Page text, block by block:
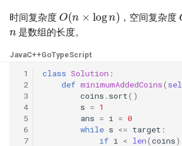
35. 复杂链表的复制
36. 二叉搜索树与双向链表
37. 序列化二叉树
38. 字符串的排列
32. 有效的变位词
33. 变位词组
34. 外星语言是否排序
35. 最小时间差
36. 后缀表达式
5.3. 翻转数位
5.4. 下一个数
5.6. 整数转换
5.7. 配对交换
5.8. 绘制直线
时间复杂度
O ( log )
，空间复杂度
n
是数组的长度。
JavaC++GoTypeScript
1
2
3
4
5
6
7
class Solution :
def minimumAddedCoins(
coins . sort()
s = 1
ans = i = 0
while s <= target :
if i < len(coins)